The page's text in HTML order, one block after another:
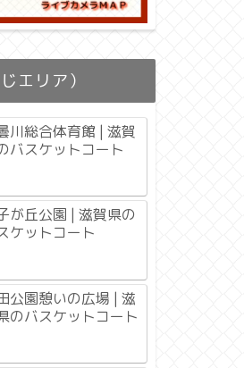
エリア）
川総合体育館 | 滋賀
バスケットコート
が丘公園 | 滋賀県の
ケットコート
公園憩いの広場 | 滋
のバスケットコート